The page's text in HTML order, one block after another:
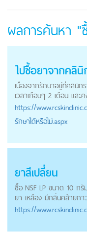
ผลการค้นหา
ไปซื้อยาจากคลินิ
เนื่องจากรักษาอยู่ที่คลินิก
เวลาเกือบๆ 2 เดือน และค
https://
รักษาได้หรือไม่.aspx
ยาสีเปลี่ยน
ซื้อ
ยา
NSF LP ขนาด 10 กรั
เหลือง มีกลิ่นคล้ายกา
https://